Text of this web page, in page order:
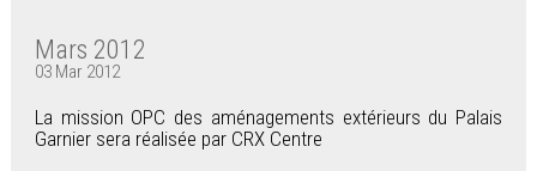
Mars 2012
03 Mar 2012
La mission OPC des aménagements extérieurs du Palais
Garnier sera réalisée par CRX Centre